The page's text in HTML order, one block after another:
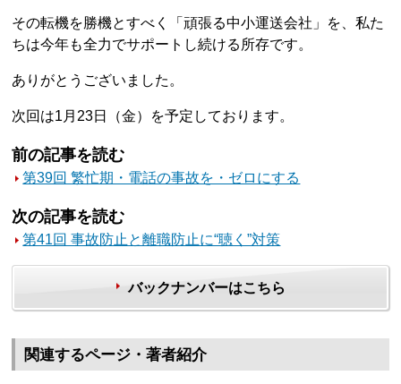
その転機を勝機とすべく「頑張る中小運送会社」を、私た
ちは今年も全力でサポートし続ける所存です。
ありがとうございました。
次回は1月23日（金）を予定しております。
前の記事を読む
第39回 繁忙期・電話の事故を・ゼロにする
次の記事を読む
第41回 事故防止と離職防止に“聴く”対策
バックナンバーはこちら
関連するページ・著者紹介